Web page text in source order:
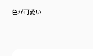
色が可愛い
シルエットにもこだわりました。